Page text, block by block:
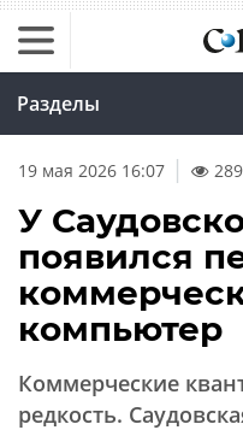
Разделы
19 мая 2026 16:07
У
появился
компьютер
Коммерческие
редкость.